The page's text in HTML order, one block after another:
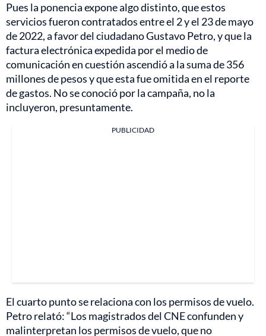
Pues la ponencia expone algo distinto, que estos
servicios fueron contratados entre el 2 y el 23 de mayo
de 2022, a favor del ciudadano Gustavo Petro, y que la
factura electrónica expedida por el medio de
comunicación en cuestión ascendió a la suma de 356
millones de pesos y que esta fue omitida en el reporte
de gastos. No se conoció por la campaña, no la
incluyeron, presuntamente.
PUBLICIDAD
El cuarto punto se relaciona con los permisos de vuelo.
Petro relató: “Los magistrados del CNE confunden y
malinterpretan los permisos de vuelo, que no